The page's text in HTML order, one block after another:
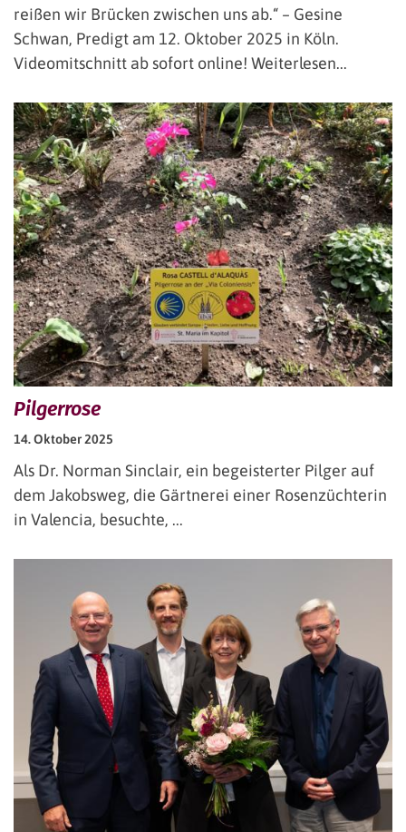
reißen wir Brücken zwischen uns ab.“ – Gesine
Schwan, Predigt am 12. Oktober 2025 in Köln.
Videomitschnitt ab sofort online! Weiterlesen...
Pilgerrose
14. Oktober 2025
Als Dr. Norman Sinclair, ein begeisterter Pilger auf
dem Jakobsweg, die Gärtnerei einer Rosenzüchterin
in Valencia, besuchte, ...